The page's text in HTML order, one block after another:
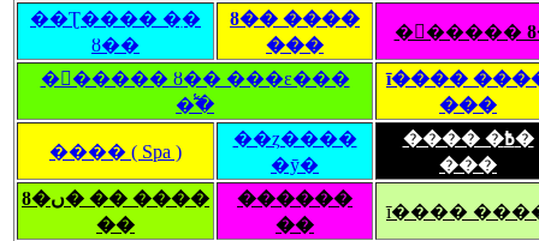
��Ʈ���� �ִ�
ȣ��
ȣ�� ����
���
�󽺺�����
�󽺺����� ȣ�� ���ε���
�̾߱�
ī����
���
���� ( Spa )
��ȥ����
�ȳ�
���� �߿�
���
ȣ�ں� �� ����
��
������
��
ī����